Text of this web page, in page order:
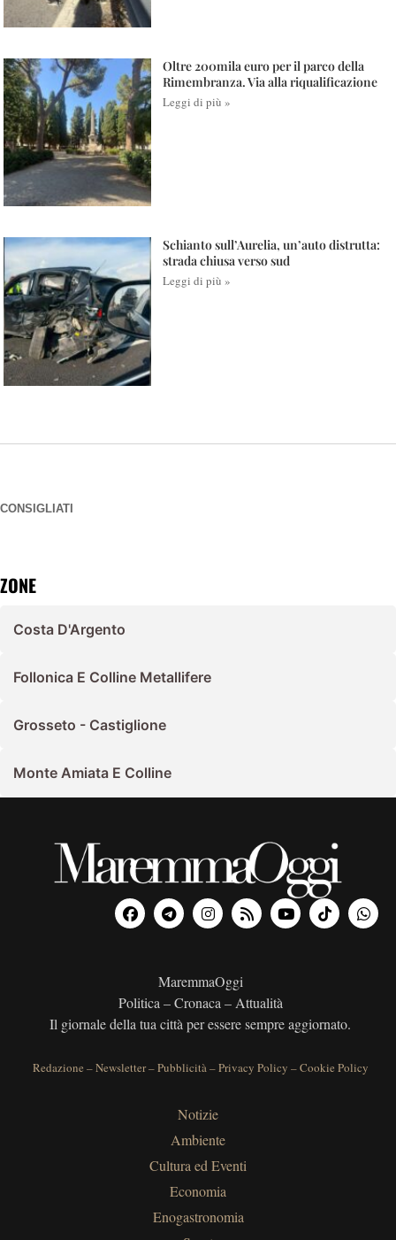
Oltre 200mila euro per il parco della
Rimembranza. Via alla riqualificazione
Leggi di più »
Schianto sull’Aurelia, un’auto distrutta:
strada chiusa verso sud
Leggi di più »
CONSIGLIATI
ZONE
Costa D'Argento
Follonica E Colline Metallifere
Grosseto - Castiglione
Monte Amiata E Colline
MaremmaOggi
Politica – Cronaca – Attualità
Il giornale della tua città per essere sempre aggiornato.
Redazione –Newsletter–Pubblicità–Privacy Policy –Cookie Policy
Notizie
Ambiente
Cultura ed Eventi
Economia
Enogastronomia